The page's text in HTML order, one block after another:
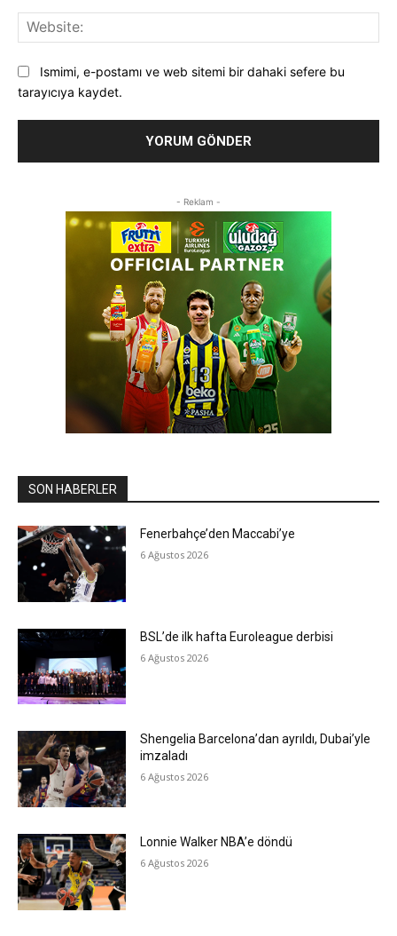
Ismimi, e-postamı ve web sitemi bir dahaki sefere bu
tarayıcıya kaydet.
- Reklam -
SON HABERLER
Fenerbahçe’den Maccabi’ye
6 Ağustos 2026
BSL’de ilk hafta Euroleague derbisi
6 Ağustos 2026
Shengelia Barcelona’dan ayrıldı, Dubai’yle
imzaladı
6 Ağustos 2026
Lonnie Walker NBA’e döndü
6 Ağustos 2026